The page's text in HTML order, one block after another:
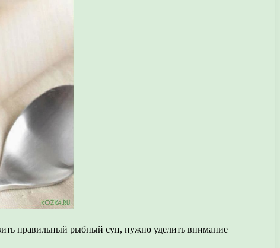
правильный рыбный суп, нужно уделить внимание